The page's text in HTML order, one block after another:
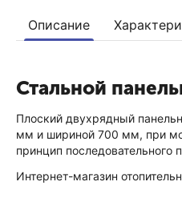
Описание
Стальной
Плоский двухрядный
мм и шириной 700 мм, при
принцип последовательного
Интернет-магазин